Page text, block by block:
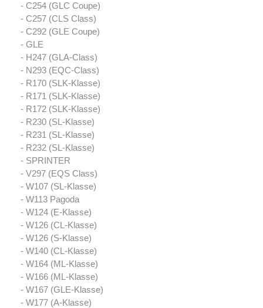
- C254 (GLC Coupe)
- C257 (CLS Class)
- C292 (GLE Coupe)
- GLE
- H247 (GLA-Class)
- N293 (EQC-Class)
- R170 (SLK-Klasse)
- R171 (SLK-Klasse)
- R172 (SLK-Klasse)
- R230 (SL-Klasse)
- R231 (SL-Klasse)
- R232 (SL-Klasse)
- SPRINTER
- V297 (EQS Class)
- W107 (SL-Klasse)
- W113 Pagoda
- W124 (E-Klasse)
- W126 (CL-Klasse)
- W126 (S-Klasse)
- W140 (CL-Klasse)
- W164 (ML-Klasse)
- W166 (ML-Klasse)
- W167 (GLE-Klasse)
- W177 (A-Klasse)